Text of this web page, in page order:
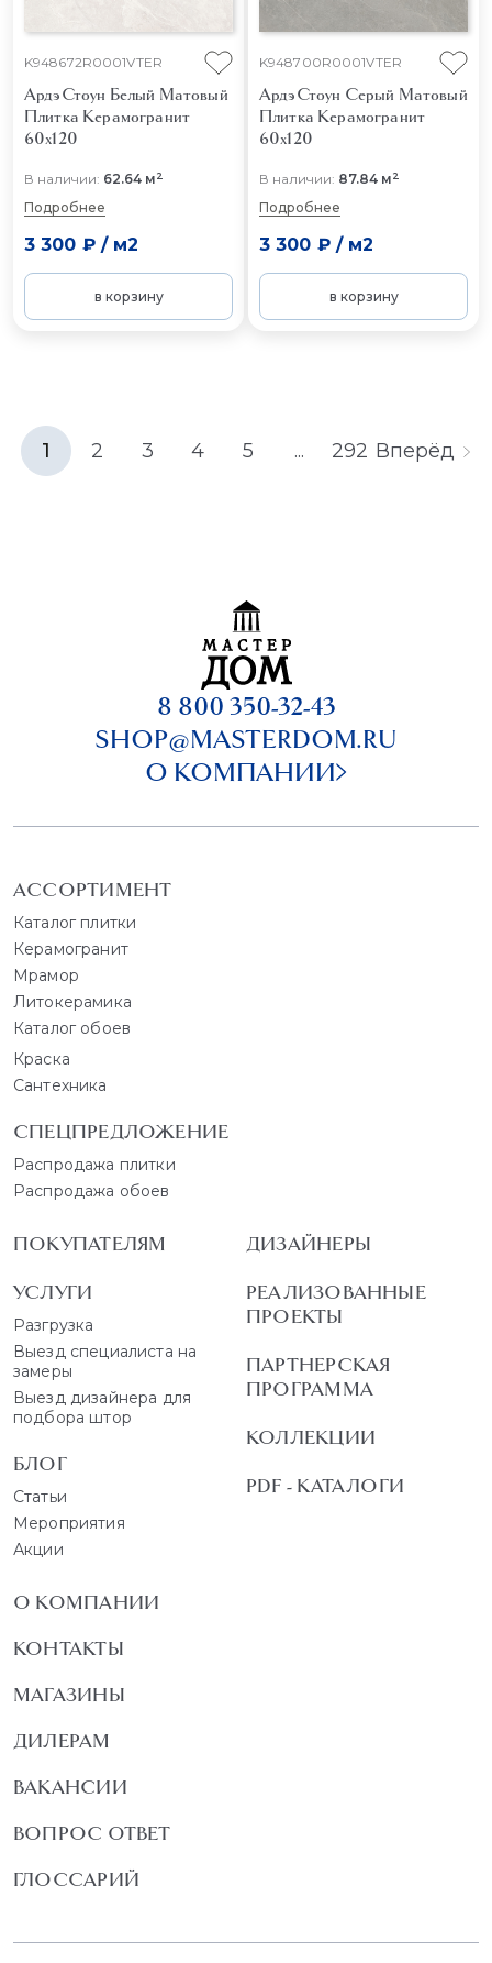
K948672R0001VTER
АрдэСтоун Белый Матовый
Плитка Керамогранит
60x120
В наличии: 62.64 м2
Подробнее
3 300 ₽/ м2
в корзину
K948700R0001VTER
АрдэСтоун Серый Матовый
Плитка Керамогранит
60x120
В наличии: 87.84 м2
Подробнее
3 300 ₽/ м2
в корзину
1 2 3 4 5 ... 292 Вперёд
8 800 350-32-43
SHOP@MASTERDOM.RU
О КОМПАНИИ
АССОРТИМЕНТ
Каталог плитки
Керамогранит
Мрамор
Литокерамика
Каталог обоев
Краска
Сантехника
СПЕЦПРЕДЛОЖЕНИЕ
Распродажа плитки
Распродажа обоев
ПОКУПАТЕЛЯМ
УСЛУГИ
Разгрузка
Выезд специалиста на
замеры
Выезд дизайнера для
подбора штор
БЛОГ
Статьи
Мероприятия
Акции
ДИЗАЙНЕРЫ
РЕАЛИЗОВАННЫЕ
ПРОЕКТЫ
ПАРТНЕРСКАЯ
ПРОГРАММА
КОЛЛЕКЦИИ
PDF - КАТАЛОГИ
О КОМПАНИИ
КОНТАКТЫ
МАГАЗИНЫ
ДИЛЕРАМ
ВАКАНСИИ
ВОПРОС ОТВЕТ
ГЛОССАРИЙ